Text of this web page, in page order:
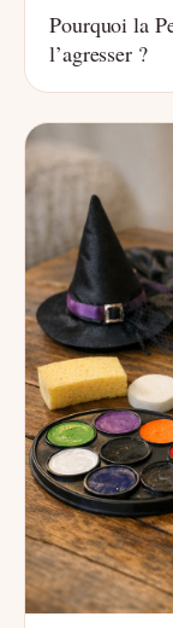
Pourquoi la
l’agresser ?